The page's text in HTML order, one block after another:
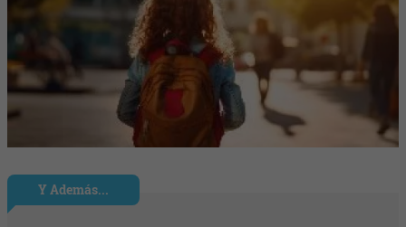
Y Además...